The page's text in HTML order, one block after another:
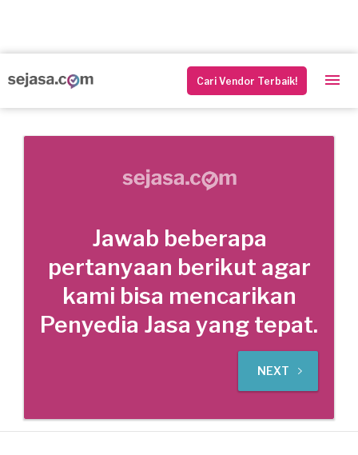
Cari Vendor Terbaik!
Jawab beberapa
pertanyaan berikut agar
kami bisa mencarikan
Penyedia Jasa yang tepat.
NEXT